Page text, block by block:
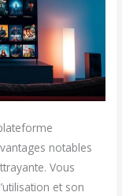
notables
Vous
et son